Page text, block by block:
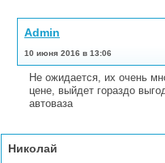
Admin
10 июня 2016 в 13:06
Не ожидается, их очень
цене, выйдет гораздо
автоваза
Николай